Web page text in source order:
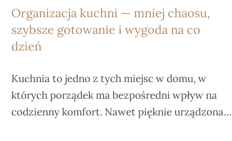
Organizacja kuchni — mniej chaosu,
szybsze gotowanie i wygoda na co
dzień
Kuchnia to jedno z tych miejsc w domu, w
których porządek ma bezpośredni wpływ na
codzienny komfort. Nawet pięknie urządzona…